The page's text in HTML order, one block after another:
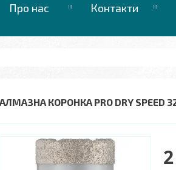
Про нас Контакти
АЛМАЗНА КОРОНКА PRO DRY SPEED